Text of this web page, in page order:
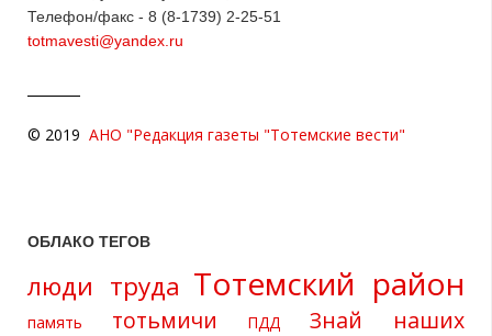
Телефон/факс - 8 (8-1739) 2-25-51
totmavesti@yandex.ru
© 2019 АНО "Редакция газеты "Тотемские вести"
ОБЛАКО ТЕГОВ
люди труда Тотемский район
память тотьмичи ПДД Знай наших